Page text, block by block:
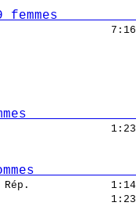
9 femmes
N-Ski
Doubs
Rép.
Mouthe